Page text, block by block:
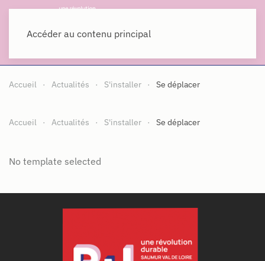
Accéder au contenu principal
Accueil Actualités S'installer Se déplacer
Accueil Actualités S'installer Se déplacer
No template selected